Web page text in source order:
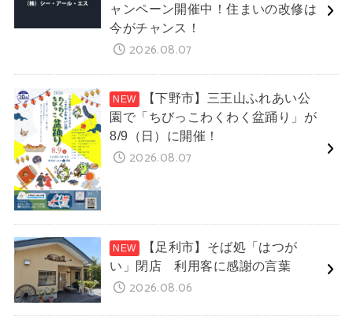
ャンペーン開催中！住まいの改修は
今がチャンス！
2026.08.07
【下野市】三王山ふれあい公
園で「ちびっこわくわく盆踊り」が
8/9（日）に開催！
2026.08.07
【足利市】そば処「はつが
い」閉店 利用客に感謝の言葉
2026.08.06